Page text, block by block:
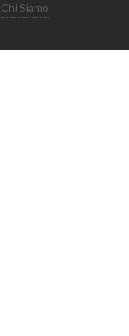
Chi Siamo